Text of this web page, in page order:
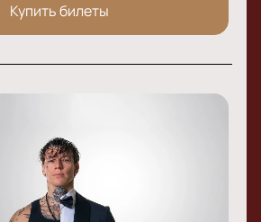
Купить билеты